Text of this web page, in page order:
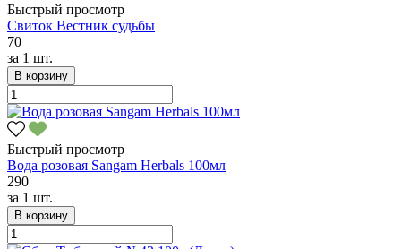
Быстрый просмотр
Свиток Вестник судьбы
70
за 1 шт.
В корзину
Быстрый просмотр
Вода розовая Sangam Herbals 100мл
290
за 1 шт.
В корзину